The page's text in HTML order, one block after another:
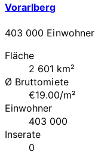
Vorarlberg
403 000 Einwohner
Fläche
2 601 km²
Ø Bruttomiete
€19.00/m²
Einwohner
403 000
Inserate
0